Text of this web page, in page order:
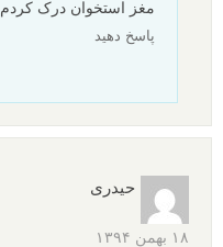
مغز استخوان درک کردم
پاسخ دهید
حیدری
۱۸ بهمن ۱۳۹۴